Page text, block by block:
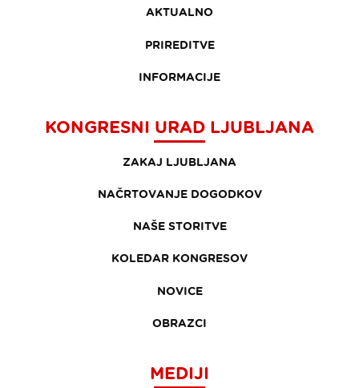
AKTUALNO
PRIREDITVE
INFORMACIJE
KONGRESNI URAD LJUBLJANA
ZAKAJ LJUBLJANA
NAČRTOVANJE DOGODKOV
NAŠE STORITVE
KOLEDAR KONGRESOV
NOVICE
OBRAZCI
MEDIJI